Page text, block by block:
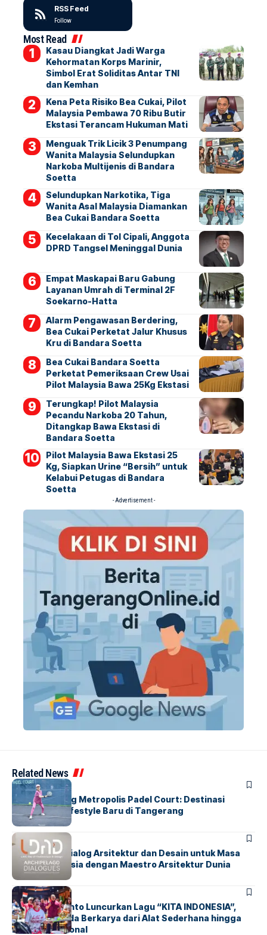
RSS Feed
Follow
Most Read
Kasau Diangkat Jadi Warga
Kehormatan Korps Marinir,
Simbol Erat Soliditas Antar TNI
dan Kemhan
Kena Peta Risiko Bea Cukai, Pilot
Malaysia Pembawa 70 Ribu Butir
Ekstasi Terancam Hukuman Mati
Menguak Trik Licik 3 Penumpang
Wanita Malaysia Selundupkan
Narkoba Multijenis di Bandara
Soetta
Selundupkan Narkotika, Tiga
Wanita Asal Malaysia Diamankan
Bea Cukai Bandara Soetta
Kecelakaan di Tol Cipali, Anggota
DPRD Tangsel Meninggal Dunia
Empat Maskapai Baru Gabung
Layanan Umrah di Terminal 2F
Soekarno-Hatta
Alarm Pengawasan Berdering,
Bea Cukai Perketat Jalur Khusus
Kru di Bandara Soetta
Bea Cukai Bandara Soetta
Perketat Pemeriksaan Crew Usai
Pilot Malaysia Bawa 25Kg Ekstasi
Terungkap! Pilot Malaysia
Pecandu Narkoba 20 Tahun,
Ditangkap Bawa Ekstasi di
Bandara Soetta
Pilot Malaysia Bawa Ekstasi 25
Kg, Siapkan Urine “Bersih” untuk
Kelabui Petugas di Bandara
Soetta
- Advertisement -
Related News
BERITAHOME
Grand Opening Metropolis Padel Court: Destinasi
Olahraga & Lifestyle Baru di Tangerang
BERITA HOME
LDAD 2026: Dialog Arsitektur dan Desain untuk Masa
Depan Indonesia dengan Maestro Arsitektur Dunia
BERITAINDEX
Marissa Sutanto Luncurkan Lagu “KITA INDONESIA”,
Ajak Anak Muda Berkarya dari Alat Sederhana hingga
Musik Tradisional